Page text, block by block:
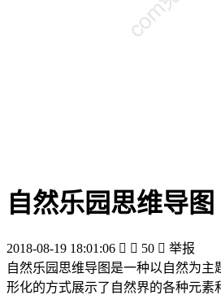
自然乐园思维导图
2018-08-19 18:01:06   50  举报
自然乐园思维导图是一种以自然为主
形化的方式展示了自然界的各种元素